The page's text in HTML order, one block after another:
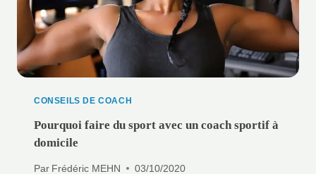
CONSEILS DE COACH
Pourquoi faire du sport avec un coach sportif à
domicile
Par Frédéric MEHN 03/10/2020